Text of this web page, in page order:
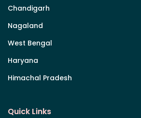
Chandigarh
Nagaland
West Bengal
Haryana
Himachal Pradesh
Quick Links